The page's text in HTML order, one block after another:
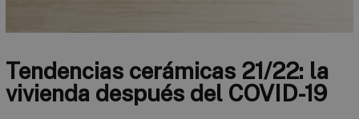
Tendencias cerámicas 21/22: la
vivienda después del COVID-19